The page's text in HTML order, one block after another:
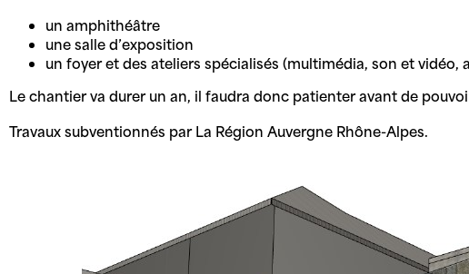
un amphithéâtre
une salle d’exposition
un foyer et des ateliers spécialisés (multimédia, son et
Le chantier va durer un an, il faudra donc patienter avant de
Travaux subventionnés par La Région Auvergne Rhône-Alpes.